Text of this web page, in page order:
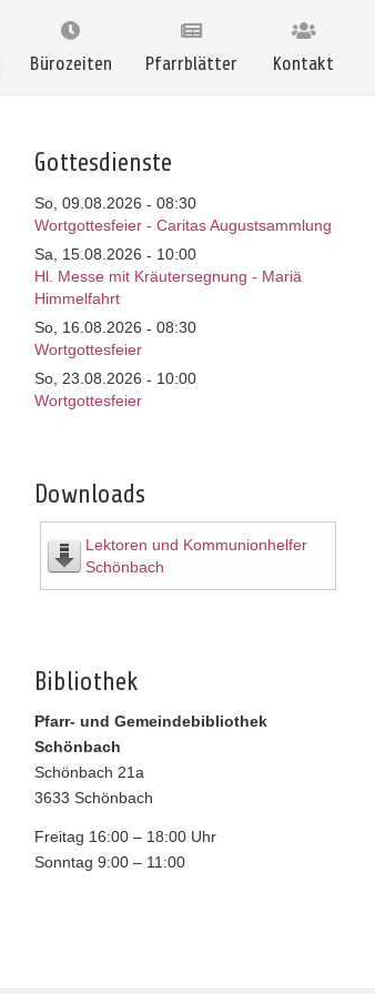
Bürozeiten Pfarrblätter Kontakt
Gottesdienste
So, 09.08.2026 - 08:30
Wortgottesfeier - Caritas Augustsammlung
Sa, 15.08.2026 - 10:00
Hl. Messe mit Kräutersegnung - Mariä
Himmelfahrt
So, 16.08.2026 - 08:30
Wortgottesfeier
So, 23.08.2026 - 10:00
Wortgottesfeier
Downloads
Lektoren und Kommunionhelfer
Schönbach
Bibliothek
Pfarr- und Gemeindebibliothek
Schönbach
Schönbach 21a
3633 Schönbach
Freitag 16:00 – 18:00 Uhr
Sonntag 9:00 – 11:00